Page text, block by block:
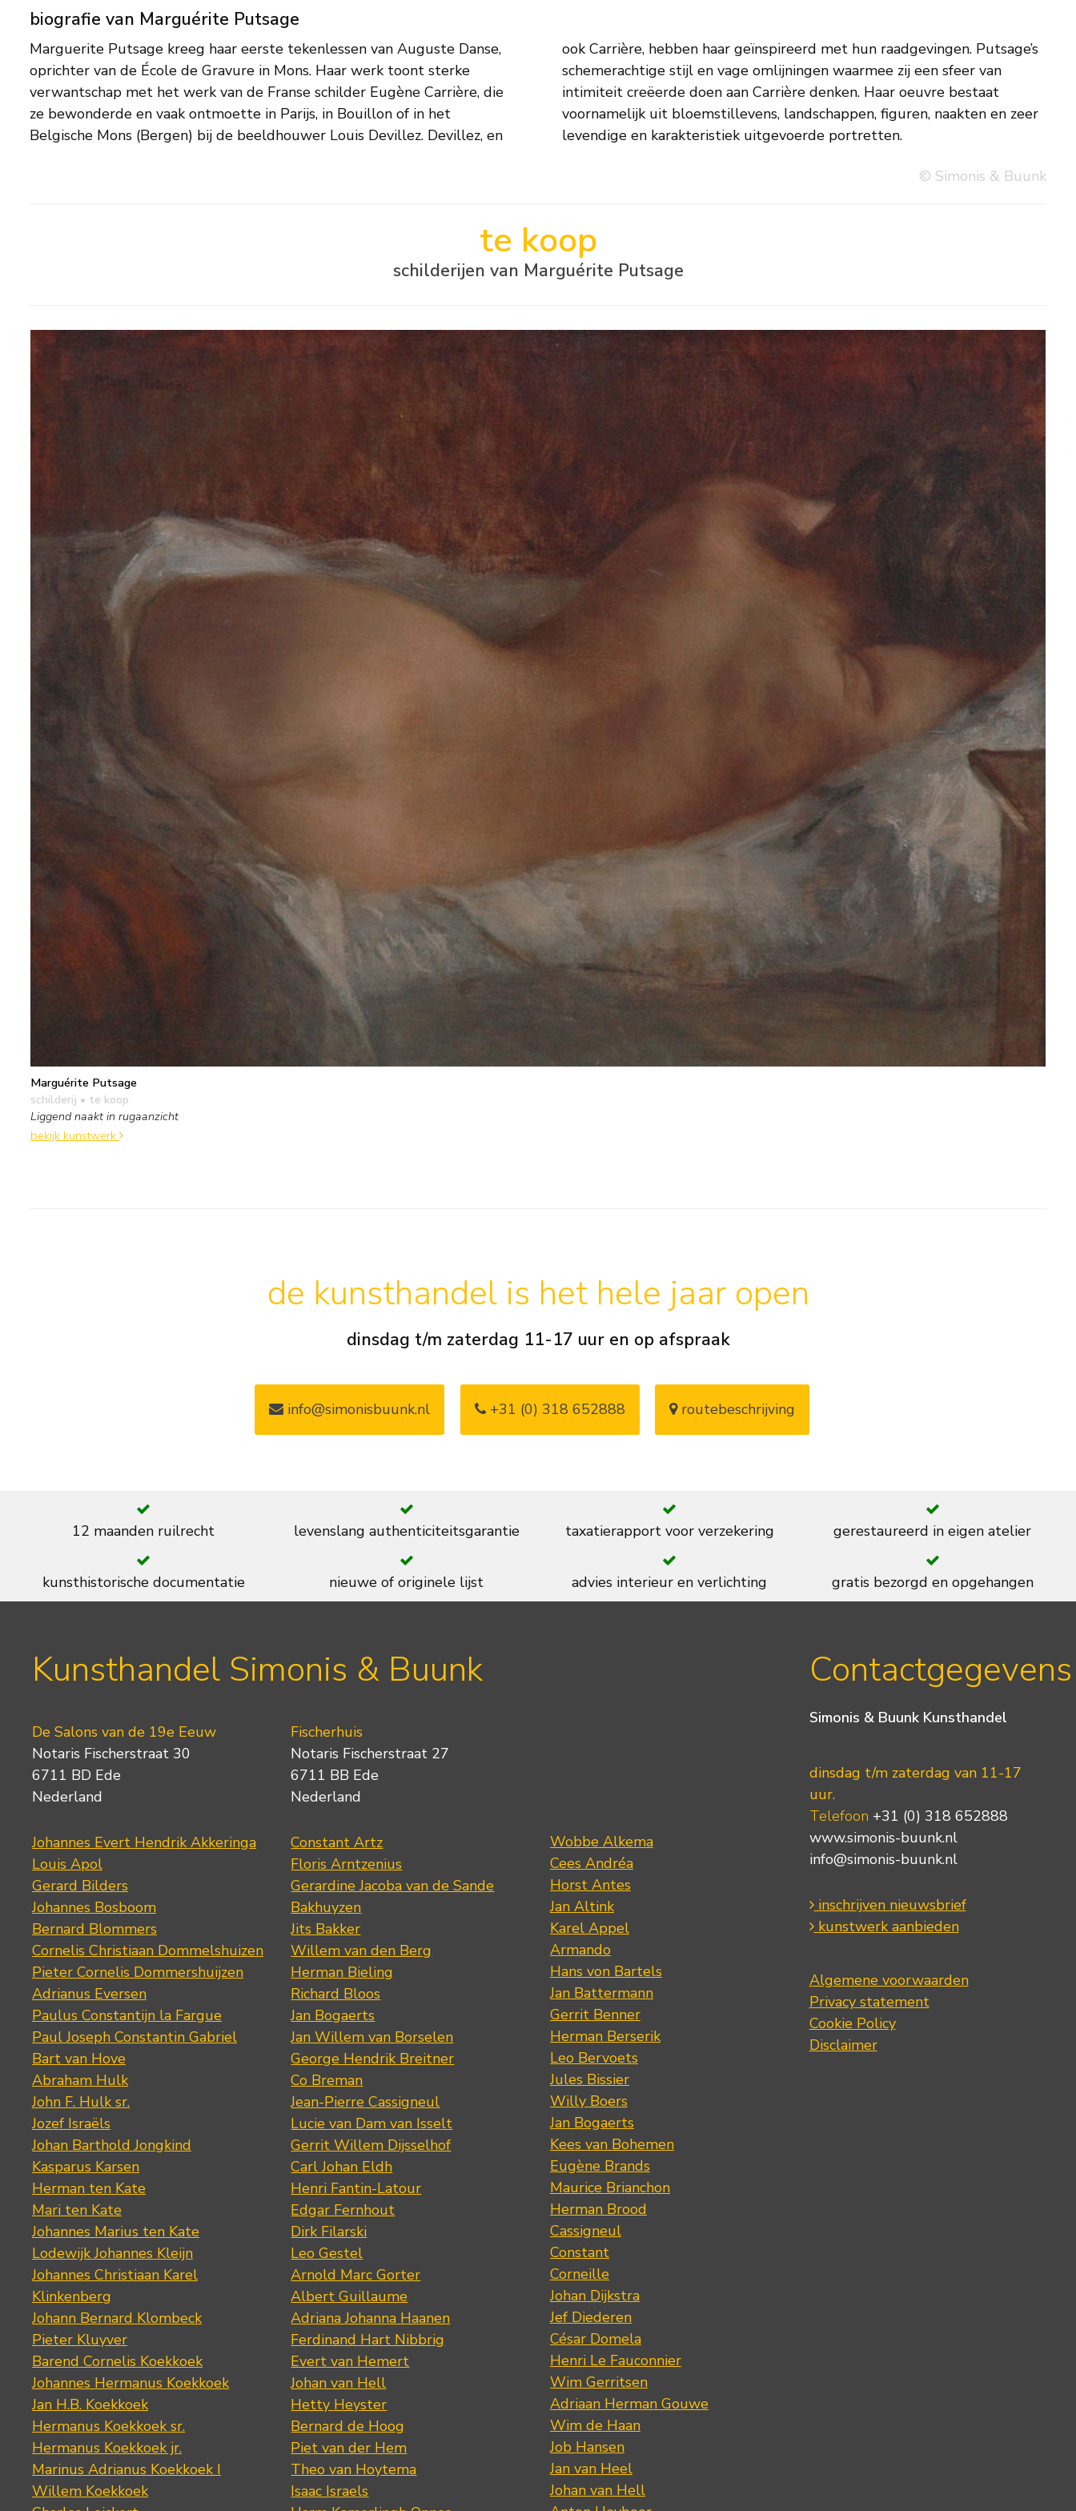
biografie van Marguérite Putsage
Marguerite Putsage kreeg haar eerste tekenlessen van Auguste Danse,
oprichter van de École de Gravure in Mons. Haar werk toont sterke
verwantschap met het werk van de Franse schilder Eugène Carrière, die
ze bewonderde en vaak ontmoette in Parijs, in Bouillon of in het
Belgische Mons (Bergen) bij de beeldhouwer Louis Devillez. Devillez, en
ook Carrière, hebben haar geïnspireerd met hun raadgevingen. Putsage’s
schemerachtige stijl en vage omlijningen waarmee zij een sfeer van
intimiteit creëerde doen aan Carrière denken. Haar oeuvre bestaat
voornamelijk uit bloemstillevens, landschappen, figuren, naakten en zeer
levendige en karakteristiek uitgevoerde portretten.
© Simonis & Buunk
te koop
schilderijen van Marguérite Putsage
Marguérite Putsage
schilderij • te koop
Liggend naakt in rugaanzicht
bekijk kunstwerk
de kunsthandel is het hele jaar open
dinsdag t/m zaterdag 11-17 uur en op afspraak
info@simonisbuunk.nl +31 (0) 318 652888 routebeschrijving
12 maanden ruilrecht levenslang authenticiteitsgarantie taxatierapport voor verzekering gerestaureerd in eigen atelier
kunsthistorische documentatie nieuwe of originele lijst advies interieur en verlichting gratis bezorgd en opgehangen
Kunsthandel Simonis & Buunk
De Salons van de 19e Eeuw
Notaris Fischerstraat 30
6711 BD Ede
Nederland
Johannes Evert Hendrik Akkeringa
Louis Apol
Gerard Bilders
Johannes Bosboom
Bernard Blommers
Cornelis Christiaan Dommelshuizen
Pieter Cornelis Dommershuijzen
Adrianus Eversen
Paulus Constantijn la Fargue
Paul Joseph Constantin Gabriel
Bart van Hove
Abraham Hulk
John F. Hulk sr.
Jozef Israëls
Johan Barthold Jongkind
Kasparus Karsen
Herman ten Kate
Mari ten Kate
Johannes Marius ten Kate
Lodewijk Johannes Kleijn
Johannes Christiaan Karel
Klinkenberg
Johann Bernard Klombeck
Pieter Kluyver
Barend Cornelis Koekkoek
Johannes Hermanus Koekkoek
Jan H.B. Koekkoek
Hermanus Koekkoek sr.
Hermanus Koekkoek jr.
Marinus Adrianus Koekkoek I
Willem Koekkoek
Fischerhuis
Notaris Fischerstraat 27
6711 BB Ede
Nederland
Constant Artz
Floris Arntzenius
Gerardine Jacoba van de Sande
Bakhuyzen
Jits Bakker
Willem van den Berg
Herman Bieling
Richard Bloos
Jan Bogaerts
Jan Willem van Borselen
George Hendrik Breitner
Co Breman
Jean-Pierre Cassigneul
Lucie van Dam van Isselt
Gerrit Willem Dijsselhof
Carl Johan Eldh
Henri Fantin-Latour
Edgar Fernhout
Dirk Filarski
Leo Gestel
Arnold Marc Gorter
Albert Guillaume
Adriana Johanna Haanen
Ferdinand Hart Nibbrig
Evert van Hemert
Johan van Hell
Hetty Heyster
Bernard de Hoog
Piet van der Hem
Theo van Hoytema
Isaac Israels
Wobbe Alkema
Cees Andréa
Horst Antes
Jan Altink
Karel Appel
Armando
Hans von Bartels
Jan Battermann
Gerrit Benner
Herman Berserik
Leo Bervoets
Jules Bissier
Willy Boers
Jan Bogaerts
Kees van Bohemen
Eugène Brands
Maurice Brianchon
Herman Brood
Cassigneul
Constant
Corneille
Johan Dijkstra
Jef Diederen
César Domela
Henri Le Fauconnier
Wim Gerritsen
Adriaan Herman Gouwe
Wim de Haan
Job Hansen
Jan van Heel
Johan van Hell
Contactgegevens
Simonis & Buunk Kunsthandel
dinsdag t/m zaterdag van 11-17
uur.
Telefoon +31 (0) 318 652888
www.simonis-buunk.nl
info@simonis-buunk.nl
inschrijven nieuwsbrief
kunstwerk aanbieden
Algemene voorwaarden
Privacy statement
Cookie Policy
Disclaimer